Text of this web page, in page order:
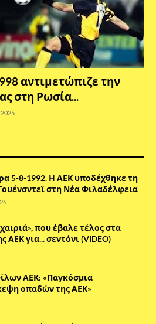
αντιμετώπιζε την
στη Ρωσία...
5-8-1992. Η ΑΕΚ υποδέχθηκε τη
στη Νέα Φιλαδέλφεια
που έβαλε τέλος στα
ΑΕΚ για... σεντόνι (VIDEO)
ΑΕΚ: «Παγκόσμια
οπαδών της ΑΕΚ»